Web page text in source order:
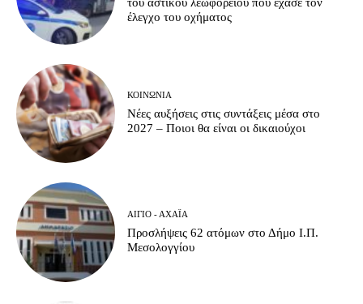
έλεγχο του οχήματος
ΚΟΙΝΩΝΊΑ
Νέες αυξήσεις στις συντάξεις μέσα στο
2027 – Ποιοι θα είναι οι δικαιούχοι
ΑΊΓΙΟ - ΑΧΑΪ́Α
Προσλήψεις 62 ατόμων στο Δήμο Ι.Π.
Μεσολογγίου